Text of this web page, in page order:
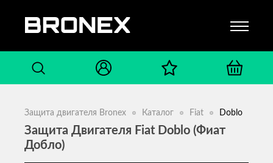
Защита двигателя Bronex Каталог Fiat Doblo
Защита Двигателя Fiat Doblo (Фиат
Добло)